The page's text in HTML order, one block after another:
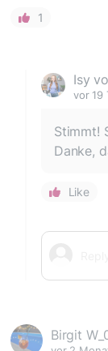
1
Isy
vor 19
Stimmt!
Danke,
Like
Birgit